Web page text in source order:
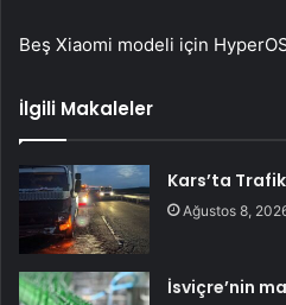
Beş Xiaomi modeli için
İlgili Makaleler
Kars’ta Trafik
Ağustos 8,
İsviçre’nin